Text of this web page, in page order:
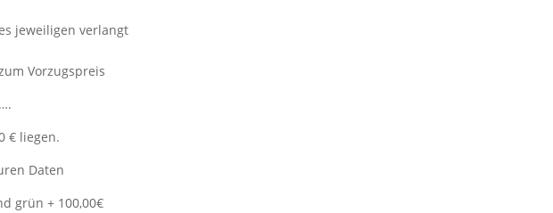
jeweiligen verlangt
Vorzugspreis
€ liegen.
Daten
grün + 100,00€